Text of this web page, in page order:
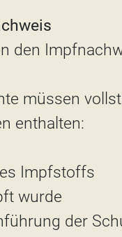
den
müssen
enthalten:
Impfstoffs
wurde
der